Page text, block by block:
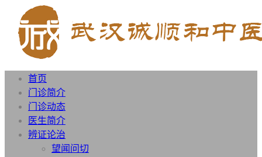
首页
门诊简介
门诊动态
医生简介
辨证论治
望闻问切